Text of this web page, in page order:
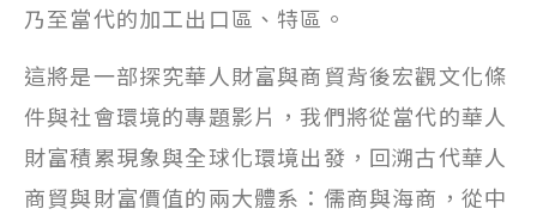
乃至當代的加工出口區、特區。
這將是一部探究華人財富與商貿背後宏觀文化條
件與社會環境的專題影片，我們將從當代的華人
財富積累現象與全球化環境出發，回溯古代華人
商貿與財富價值的兩大體系：儒商與海商，從中